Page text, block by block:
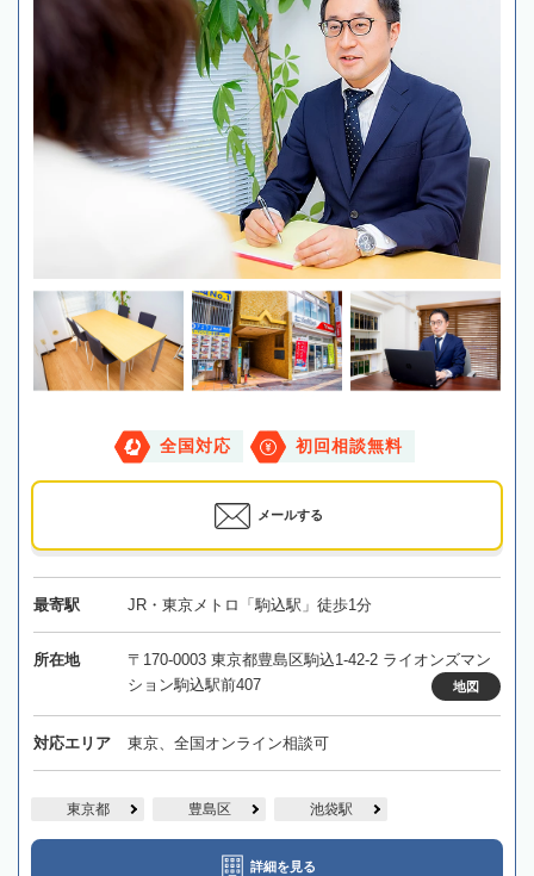
全国対応 初回相談無料
メールする
最寄駅 JR・東京メトロ「駒込駅」徒歩1分
所在地
〒170-0003 東京都豊島区駒込1-42-2 ライオンズマン
ション駒込駅前407
地図
対応エリア 東京、全国オンライン相談可
東京都 豊島区 池袋駅
詳細を見る